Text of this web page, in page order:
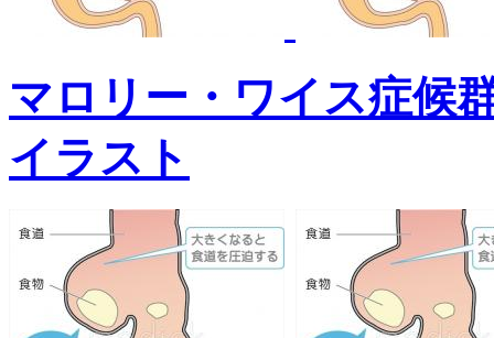
マロリー・ワイス症候
イラスト